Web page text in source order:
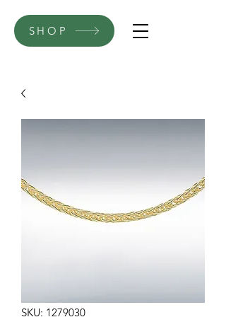
SHOP
SKU: 1279030